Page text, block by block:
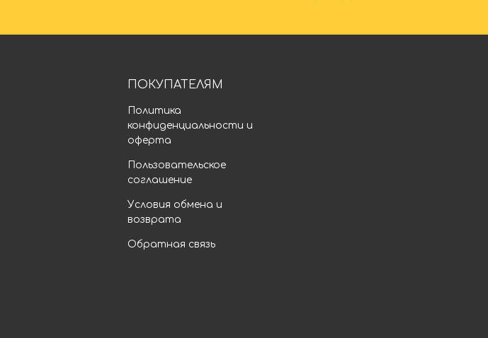
ПОКУПАТЕЛЯМ
Политика
конфиденциальности и
оферта
Пользовательское
соглашение
Условия обмена и
возврата
Обратная связь